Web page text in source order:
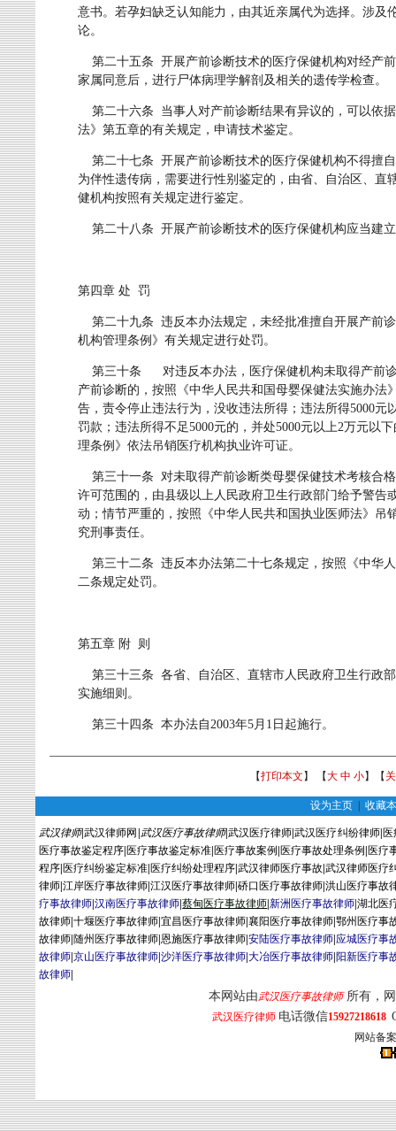
意书。若孕妇缺乏认知能力，由其近亲属代为选择。涉及
论。
第二十五条 开展产前诊断技术的医疗保健机构对经产
家属同意后，进行尸体病理学解剖及相关的遗传学检查。
第二十六条 当事人对产前诊断结果有异议的，可以依
法》第五章的有关规定，申请技术鉴定。
第二十七条 开展产前诊断技术的医疗保健机构不得擅
为伴性遗传病，需要进行性别鉴定的，由省、自治区、直
健机构按照有关规定进行鉴定。
第二十八条 开展产前诊断技术的医疗保健机构应当建
第四章 处 罚
第二十九条 违反本办法规定，未经批准擅自开展产前
机构管理条例》有关规定进行处罚。
第三十条 对违反本办法，医疗保健机构未取得产前诊
产前诊断的，按照《中华人民共和国母婴保健法实施办法
告，责令停止违法行为，没收违法所得；违法所得5000元
罚款；违法所得不足5000元的，并处5000元以上2万元以
理条例》依法吊销医疗机构执业许可证。
第三十一条 对未取得产前诊断类母婴保健技术考核合
许可范围的，由县级以上人民政府卫生行政部门给予警告
动；情节严重的，按照《中华人民共和国执业医师法》吊
究刑事责任。
第三十二条 违反本办法第二十七条规定，按照《中华
二条规定处罚。
第五章 附 则
第三十三条 各省、自治区、直辖市人民政府卫生行政
实施细则。
第三十四条 本办法自2003年5月1日起施行。
【打印本文 】 【大 中 小】【
设为主页 收藏
武汉律师|武汉律师网 武汉医疗事故律师|武汉医疗律师 |武汉医疗纠纷律师|
医疗事故鉴定程序 医疗事故鉴定标准 医疗事故案例 医疗事故处理条例 医疗
程序 医疗纠纷鉴定标准 医疗纠纷处理程序 |武汉律师医疗事故 |武汉律师医疗
律师 |江岸医疗事故律师 |江汉医疗事故律师 |硚口医疗事故律师 |洪山医疗事故
疗事故律师 |汉南医疗事故律师 |蔡甸 医疗事故律师 |新洲医疗事故律师 |湖北医
故律师 |十堰医疗事故律师 |宜昌医疗事故律师 |襄阳医疗事故律师 |鄂州医疗事
故律师 随州医疗事故律师 |恩施医疗事故律师 |安陆医疗事故律师 |应城医疗事
故律师 |京山医疗事故律师 |沙洋医疗事故律师 |大冶医疗事故律师 阳新医疗事
故律师
本网站由武汉医疗事故律师 所有，
武汉医疗律师 电话微信15927218618
网站备